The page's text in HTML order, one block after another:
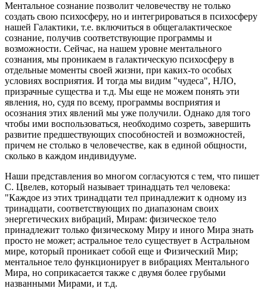
Ментальное сознание позволит человечеству не только
создать свою психосферу, но и интегрироваться в психосферу
нашей Галактики, т.е. включиться в общегалактическое
сознание, получив соответствующие программы и
возможности. Сейчас, на нашем уровне ментального
сознания, мы проникаем в галактическую психосферу в
отдельные моменты своей жизни, при каких-то особых
условиях восприятия. И тогда мы видим "чудеса", НЛО,
призрачные существа и т.д. Мы еще не можем понять эти
явления, но, судя по всему, программы восприятия и
осознания этих явлений мы уже получили. Однако для того
чтобы ими воспользоваться, необходимо созреть, завершить
развитие предшествующих способностей и возможностей,
причем не столько в человечестве, как в единой общности,
сколько в каждом индивидууме.
Наши представления во многом согласуются с тем, что пишет
С. Цвелев, который называет тринадцать тел человека:
"Каждое из этих тринадцати тел принадлежит к одному из
тринадцати, соответствующих по диапазонам своих
энергетических вибраций, Мирам: физическое тело
принадлежит только физическому Миру и иного Мира знать
просто не может; астральное тело существует в Астральном
мире, который проникает собой еще и Физический Мир;
ментальное тело функционирует в вибрациях Ментального
Мира, но соприкасается также с двумя более грубыми
названными Мирами, и т.д.